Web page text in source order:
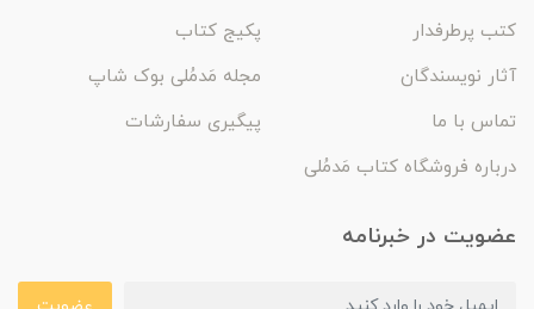
کتب پرطرفدار
پکیج کتاب
آثار نویسندگان
مجله مَدمُلی بوک شاپ
تماس با ما
پیگیری سفارشات
درباره فروشگاه کتاب مَدمُلی
عضویت در خبرنامه